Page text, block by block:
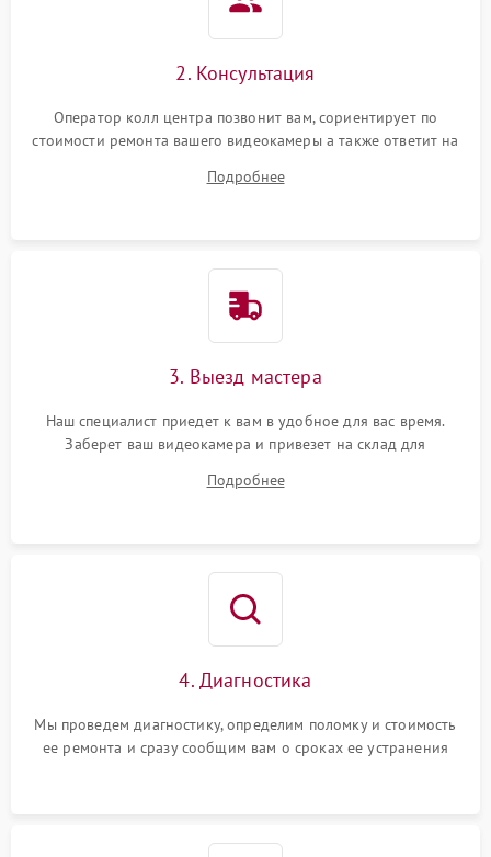
2. Консультация
Оператор колл центра позвонит вам, сориентирует по
стоимости ремонта вашего видеокамеры а также ответит на
Подробнее
3. Выезд мастера
Наш специалист приедет к вам в удобное для вас время.
Заберет ваш видеокамера и привезет на склад для
Подробнее
4. Диагностика
Мы проведем диагностику, определим поломку и стоимость
ее ремонта и сразу сообщим вам о сроках ее устранения